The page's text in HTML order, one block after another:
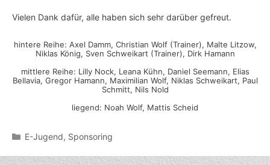
Vielen Dank dafür, alle haben sich sehr darüber gefreut.
hintere Reihe: Axel Damm, Christian Wolf (Trainer), Malte Litzow,
Niklas König, Sven Schweikart (Trainer), Dirk Hamann
mittlere Reihe: Lilly Nock, Leana Kühn, Daniel Seemann, Elias
Bellavia, Gregor Hamann, Maximilian Wolf, Niklas Schweikart, Paul
Schmitt, Nils Nold
liegend: Noah Wolf, Mattis Scheid
Kategorien
E-Jugend, Sponsoring